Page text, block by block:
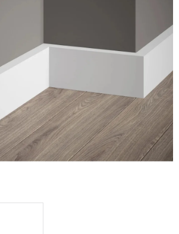
Kontakty O nás
Proč s námi
Obchodní podmínky
Reklamační řád
GDPR FAQ